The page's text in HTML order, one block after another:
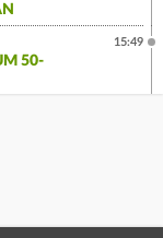
50-
15:49